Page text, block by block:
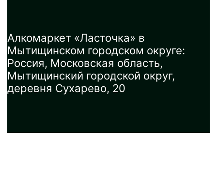
Алкомаркет «Ласточка» в
Мытищинском городском округе:
Россия, Московская область,
Мытищинский городской округ,
деревня Сухарево, 20